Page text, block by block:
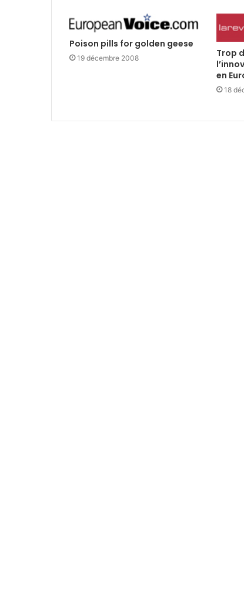
Poison pills for golden geese
19 décembre 2008
Trop
en
18